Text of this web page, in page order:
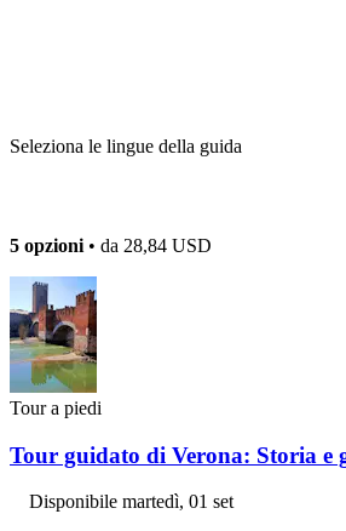
Seleziona le lingue della guida
5 opzioni • da 28,84 USD
Tour a piedi
Tour guidato di Verona: Storia e
Disponibile martedì, 01 set